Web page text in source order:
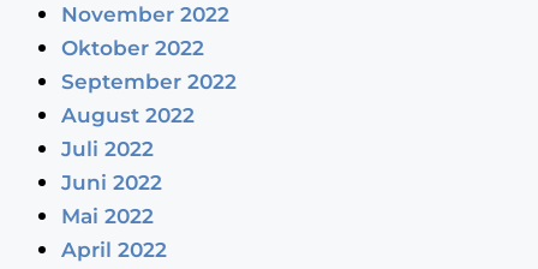
November 2022
Oktober 2022
September 2022
August 2022
Juli 2022
Juni 2022
Mai 2022
April 2022